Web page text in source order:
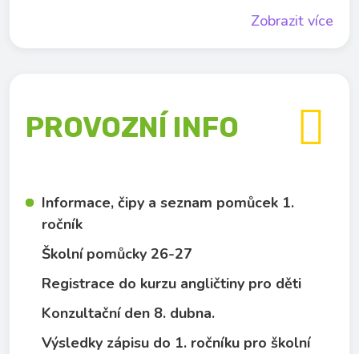
Zobrazit více
PROVOZNÍ INFO
Informace, čipy a seznam pomůcek 1.
ročník
Školní pomůcky 26-27
Registrace do kurzu angličtiny pro děti
Konzultační den 8. dubna.
Výsledky zápisu do 1. ročníku pro školní
